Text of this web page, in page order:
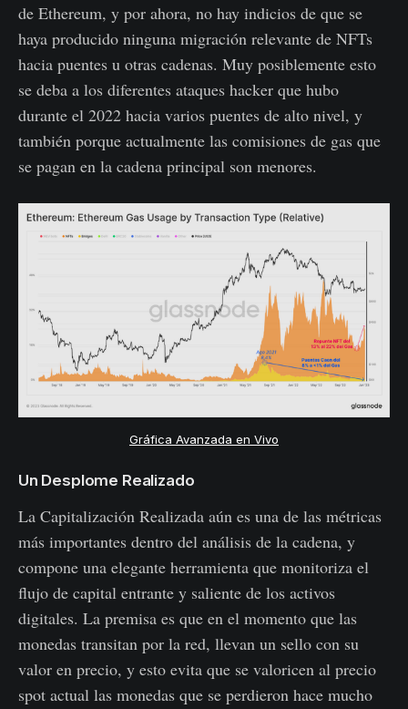
de Ethereum, y por ahora, no hay indicios de que se
haya producido ninguna migración relevante de NFTs
hacia puentes u otras cadenas. Muy posiblemente esto
se deba a los diferentes ataques hacker que hubo
durante el 2022 hacia varios puentes de alto nivel, y
también porque actualmente las comisiones de gas que
se pagan en la cadena principal son menores.
Gráfica Avanzada en Vivo
Un Desplome Realizado
La Capitalización Realizada aún es una de las métricas
más importantes dentro del análisis de la cadena, y
compone una elegante herramienta que monitoriza el
flujo de capital entrante y saliente de los activos
digitales. La premisa es que en el momento que las
monedas transitan por la red, llevan un sello con su
valor en precio, y esto evita que se valoricen al precio
spot actual las monedas que se perdieron hace mucho